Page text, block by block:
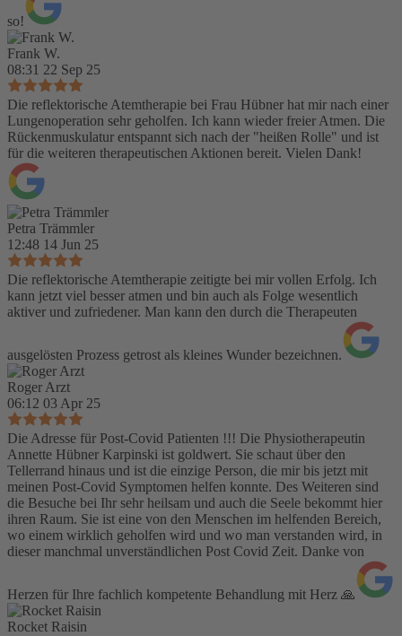
so!
Frank W.
08:31 22 Sep 25
Die reflektorische Atemtherapie bei Frau Hübner hat mir nach einer
Lungenoperation sehr geholfen. Ich kann wieder freier Atmen. Die
Rückenmuskulatur entspannt sich nach der "heißen Rolle" und ist
für die weiteren therapeutischen Aktionen bereit. Vielen Dank!
Petra Trämmler
12:48 14 Jun 25
Die reflektorische Atemtherapie zeitigte bei mir vollen Erfolg. Ich
kann jetzt viel besser atmen und bin auch als Folge wesentlich
aktiver und zufriedener. Man kann den durch die Therapeuten
ausgelösten Prozess getrost als kleines Wunder bezeichnen.
Roger Arzt
06:12 03 Apr 25
Die Adresse für Post-Covid Patienten !!! Die Physiotherapeutin
Annette Hübner Karpinski ist goldwert. Sie schaut über den
Tellerrand hinaus und ist die einzige Person, die mir bis jetzt mit
meinen Post-Covid Symptomen helfen konnte. Des Weiteren sind
die Besuche bei Ihr sehr heilsam und auch die Seele bekommt hier
ihren Raum. Sie ist eine von den Menschen im helfenden Bereich,
wo einem wirklich geholfen wird und wo man verstanden wird, in
dieser manchmal unverständlichen Post Covid Zeit. Danke von
Herzen für Ihre fachlich kompetente Behandlung mit Herz 🙏
Rocket Raisin